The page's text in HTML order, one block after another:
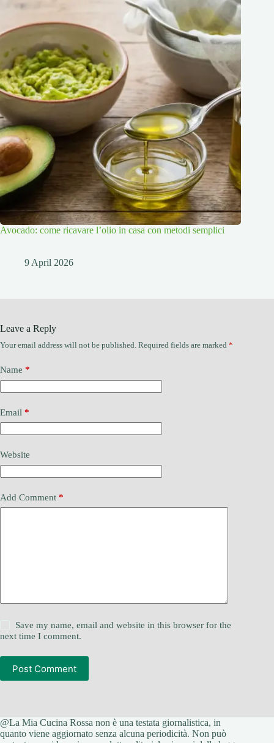
Avocado: come ricavare l’olio in casa con metodi semplici
9 April 2026
Leave a Reply
Your email address will not be published. Required fields are marked *
Name *
Email *
Website
Add Comment *
Save my name, email and website in this browser for the
next time I comment.
Post Comment
@La Mia Cucina Rossa non è una testata giornalistica, in
quanto viene aggiornato senza alcuna periodicità. Non può